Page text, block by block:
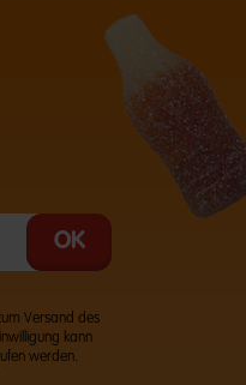
Versand des
kann
werden.